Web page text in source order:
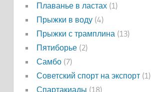
Плаванье в ластах(1)
Прыжки в воду(4)
Прыжки с трамплина (13)
Пятиборье(2)
Самбо(7)
Советский спорт на экспорт(1)
Спартакиады (18)